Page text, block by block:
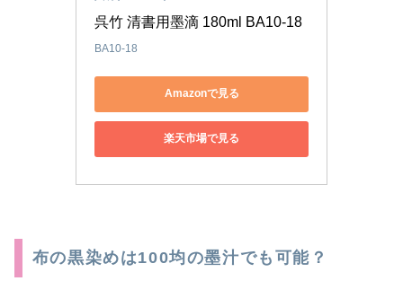
呉竹 清書用墨滴 180ml BA10-18
BA10-18
Amazonで見る
楽天市場で見る
布の黒染めは100均の墨汁でも可能？